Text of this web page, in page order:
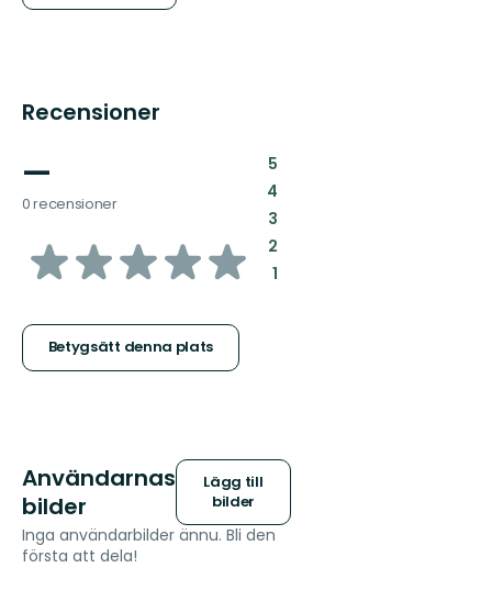
Recensioner
—
0 recensioner
av
stjärnor
Betygsätt denna plats
5:
4:
3:
2:
1:
Användarnas
bilder
Lägg till
bilder
Inga användarbilder ännu. Bli den
första att dela!